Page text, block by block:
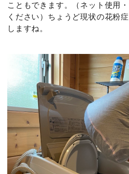
こともできます。（ネット使用
ください）ちょうど現状の花粉
しますね。